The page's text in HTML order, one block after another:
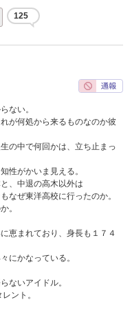
125
ない。
が何処から来るものなのか彼
の中で何回かは、立ち止まっ
性がかいま見える。
、中退の高木以外は
なぜ東洋高校に行ったのか。
。
恵まれており、身長も１７４
にかなっている。
ないアイドル。
ント。